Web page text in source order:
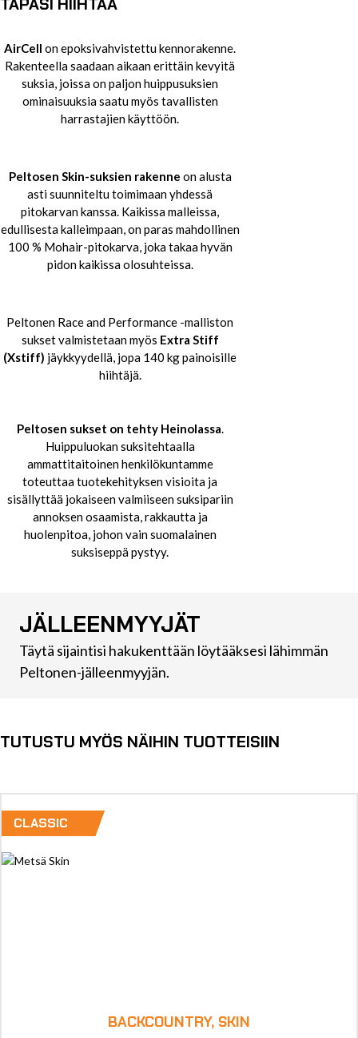
AirCell on epoksivahvistettu kennorakenne.
Rakenteella saadaan aikaan erittäin kevyitä
suksia, joissa on paljon huippusuksien
ominaisuuksia saatu myös tavallisten
harrastajien käyttöön.
Peltosen Skin-suksien rakenne on alusta
asti suunniteltu toimimaan yhdessä
pitokarvan kanssa. Kaikissa malleissa,
edullisesta kalleimpaan, on paras mahdollinen
100 % Mohair-pitokarva, joka takaa hyvän
pidon kaikissa olosuhteissa.
Peltonen Race and Performance -malliston
sukset valmistetaan myös Extra Stiff
(Xstiff) jäykkyydellä, jopa 140 kg painoisille
hiihtäjä.
Peltosen sukset on tehty Heinolassa.
Huippuluokan suksitehtaalla
ammattitaitoinen henkilökuntamme
toteuttaa tuotekehityksen visioita ja
sisällyttää jokaiseen valmiiseen suksipariin
annoksen osaamista, rakkautta ja
huolenpitoa, johon vain suomalainen
suksiseppä pystyy.
JÄLLEENMYYJÄT
Täytä sijaintisi hakukenttään löytääksesi lähimmän
Peltonen-jälleenmyyjän.
TUTUSTU MYÖS NÄIHIN TUOTTEISIIN
CLASSIC
BACKCOUNTRY, SKIN